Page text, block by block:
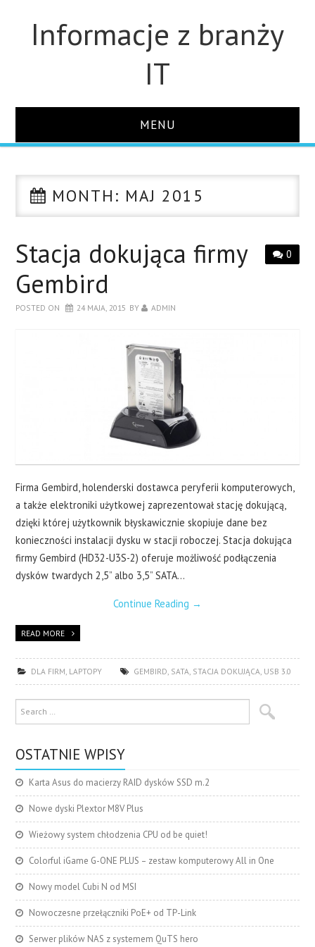
Informacje z branży
IT
MENU
DLA FIRM
MONITORY
MONTH: MAJ 2015
0
Stacja dokująca firmy
Gembird
POSTED ON 24 MAJA, 2015 BY ADMIN
Firma Gembird, holenderski dostawca peryferii komputerowych,
a także elektroniki użytkowej zaprezentował stację dokującą,
dzięki której użytkownik błyskawicznie skopiuje dane bez
konieczności instalacji dysku w stacji roboczej. Stacja dokująca
firmy Gembird (HD32-U3S-2) oferuje możliwość podłączenia
dysków twardych 2,5” albo 3,5” SATA…
Continue Reading →
READ MORE
DLA FIRM, LAPTOPY GEMBIRD, SATA, STACJA DOKUJĄCA, USB 3.0
OSTATNIE WPISY
Karta Asus do macierzy RAID dysków SSD m.2
Nowe dyski Plextor M8V Plus
Wieżowy system chłodzenia CPU od be quiet!
Colorful iGame G-ONE PLUS – zestaw komputerowy All in One
Nowy model Cubi N od MSI
Nowoczesne przełączniki PoE+ od TP-Link
Serwer plików NAS z systemem QuTS hero